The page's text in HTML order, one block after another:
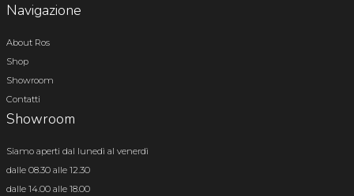
Navigazione
About Ros
Shop
Showroom
Contatti
Showroom
Siamo aperti dal lunedì al venerdì
dalle 08.30 alle 12.30
dalle 14.00 alle 18.00